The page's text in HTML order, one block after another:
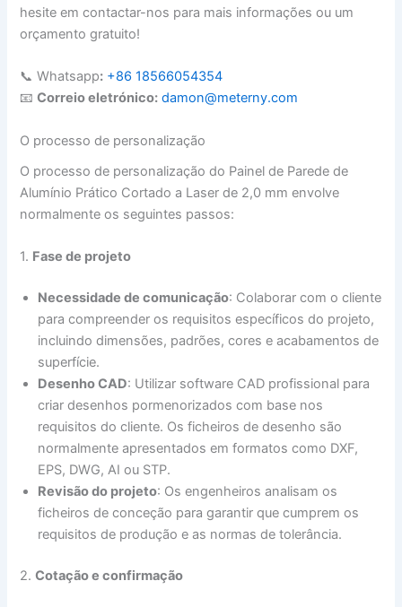
hesite em contactar-nos para mais informações ou um
orçamento gratuito!
📞 Whatsapp: +86 18566054354
📧Correio eletrónico: damon@meterny.com
O processo de personalização
O processo de personalização do Painel de Parede de
Alumínio Prático Cortado a Laser de 2,0 mm envolve
normalmente os seguintes passos:
1. Fase de projeto
Necessidade de comunicação: Colaborar com o cliente
para compreender os requisitos específicos do projeto,
incluindo dimensões, padrões, cores e acabamentos de
superfície.
Desenho CAD: Utilizar software CAD profissional para
criar desenhos pormenorizados com base nos
requisitos do cliente. Os ficheiros de desenho são
normalmente apresentados em formatos como DXF,
EPS, DWG, AI ou STP.
Revisão do projeto: Os engenheiros analisam os
ficheiros de conceção para garantir que cumprem os
requisitos de produção e as normas de tolerância.
2.Cotação e confirmação